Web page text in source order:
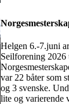
Helgen 6.-7.juni
Seilforening 2026
var 22 båter som
og 3 svenske.
lite og varierende